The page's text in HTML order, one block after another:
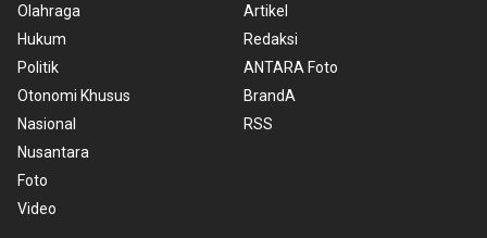
Olahraga
Hukum
Politik
Otonomi Khusus
Nasional
Nusantara
Foto
Video
Artikel
Redaksi
ANTARA Foto
BrandA
RSS